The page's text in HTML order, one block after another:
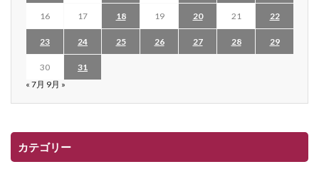
16 17 18 19 20 21 22
23 24 25 26 27 28 29
30
31
« 7月 9月 »
カテゴリー